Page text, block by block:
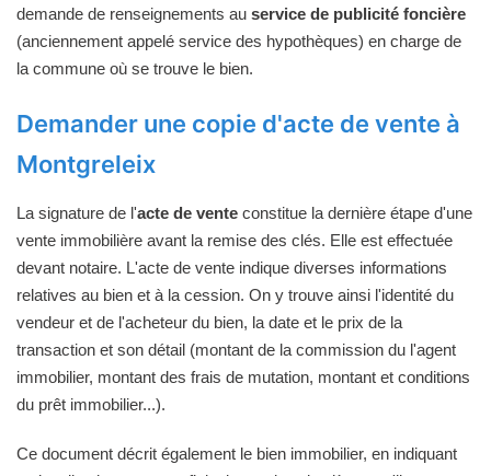
demande de renseignements au service de publicité foncière
(anciennement appelé service des hypothèques) en charge de
la commune où se trouve le bien.
Demander une copie d'acte de vente à
Montgreleix
La signature de l'acte de vente constitue la dernière étape d'une
vente immobilière avant la remise des clés. Elle est effectuée
devant notaire. L'acte de vente indique diverses informations
relatives au bien et à la cession. On y trouve ainsi l'identité du
vendeur et de l'acheteur du bien, la date et le prix de la
transaction et son détail (montant de la commission du l'agent
immobilier, montant des frais de mutation, montant et conditions
du prêt immobilier...).
Ce document décrit également le bien immobilier, en indiquant